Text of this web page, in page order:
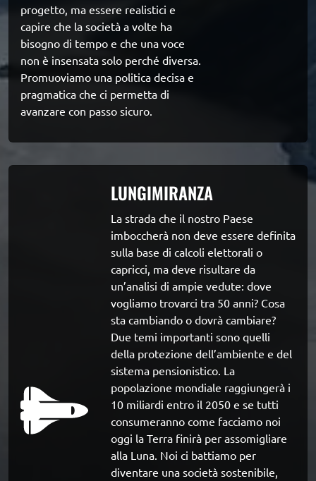
progetto, ma essere realistici e
capire che la società a volte ha
bisogno di tempo e che una voce
non è insensata solo perché diversa.
Promuoviamo una politica decisa e
pragmatica che ci permetta di
avanzare con passo sicuro.
LUNGIMIRANZA
La strada che il nostro Paese
imboccherà non deve essere definita
sulla base di calcoli elettorali o
capricci, ma deve risultare da
un’analisi di ampie vedute: dove
vogliamo trovarci tra 50 anni? Cosa
sta cambiando o dovrà cambiare?
Due temi importanti sono quelli
della protezione dell’ambiente e del
sistema pensionistico. La
popolazione mondiale raggiungerà i
10 miliardi entro il 2050 e se tutti
consumeranno come facciamo noi
oggi la Terra finirà per assomigliare
alla Luna. Noi ci battiamo per
diventare una società sostenibile,